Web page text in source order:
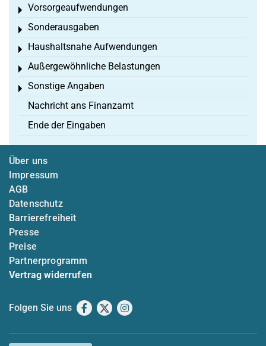
Vorsorgeaufwendungen
Toggle menu
Sonderausgaben
Toggle menu
Haushaltsnahe Aufwendungen
Toggle menu
Außergewöhnliche Belastungen
Toggle menu
Sonstige Angaben
Toggle menu
Nachricht ans Finanzamt
Ende der Eingaben
Über uns
Impressum
AGB
Datenschutz
Barrierefreiheit
Presse
Preise
Partnerprogramm
Vertrag widerrufen
Folgen Sie uns Facebook
X Instagram